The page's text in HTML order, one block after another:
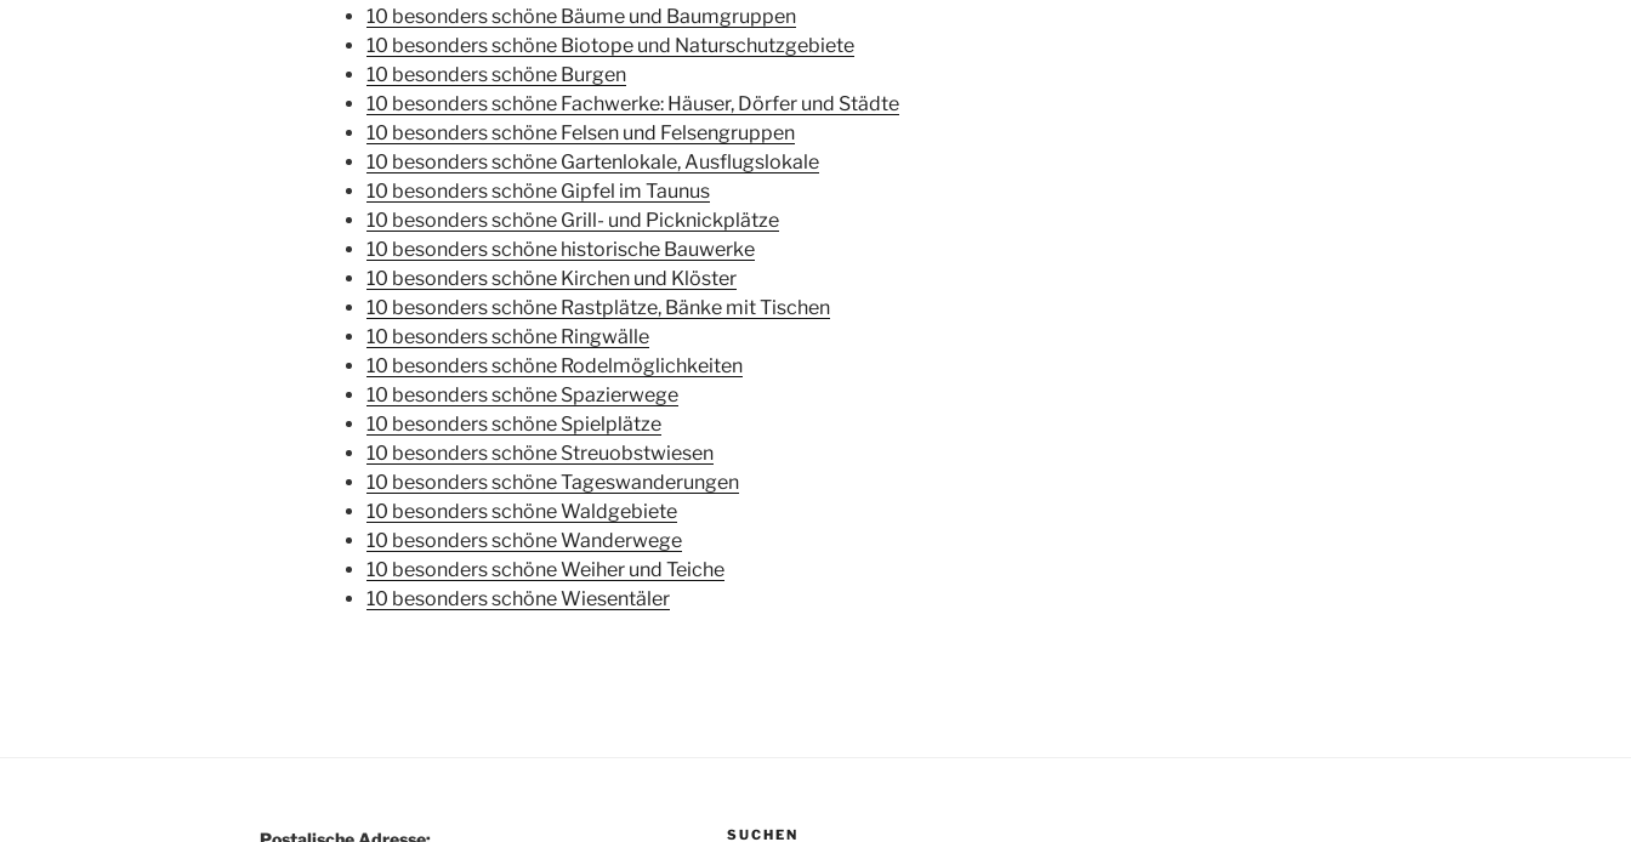
10 besonders schöne Bäume und Baumgruppen
10 besonders schöne Biotope und Naturschutzgebiete
10 besonders schöne Burgen
10 besonders schöne Fachwerke: Häuser, Dörfer und Städte
10 besonders schöne Felsen und Felsengruppen
10 besonders schöne Gartenlokale, Ausflugslokale
10 besonders schöne Gipfel im Taunus
10 besonders schöne Grill- und Picknickplätze
10 besonders schöne historische Bauwerke
10 besonders schöne Kirchen und Klöster
10 besonders schöne Rastplätze, Bänke mit Tischen
10 besonders schöne Ringwälle
10 besonders schöne Rodelmöglichkeiten
10 besonders schöne Spazierwege
10 besonders schöne Spielplätze
10 besonders schöne Streuobstwiesen
10 besonders schöne Tageswanderungen
10 besonders schöne Waldgebiete
10 besonders schöne Wanderwege
10 besonders schöne Weiher und Teiche
10 besonders schöne Wiesentäler
SUCHEN